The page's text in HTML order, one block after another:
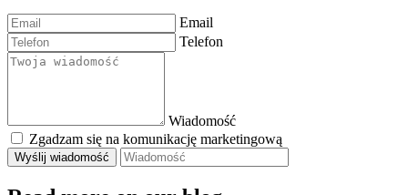
Email
Telefon
Wiadomość
Zgadzam się na komunikację marketingową